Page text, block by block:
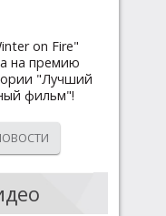
on Fire"
на премию
"Лучший
фильм"!